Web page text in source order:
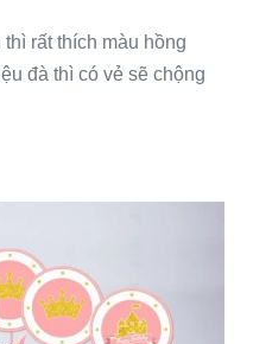
rất thích màu hồng
đà thì có vẻ sẽ chộng